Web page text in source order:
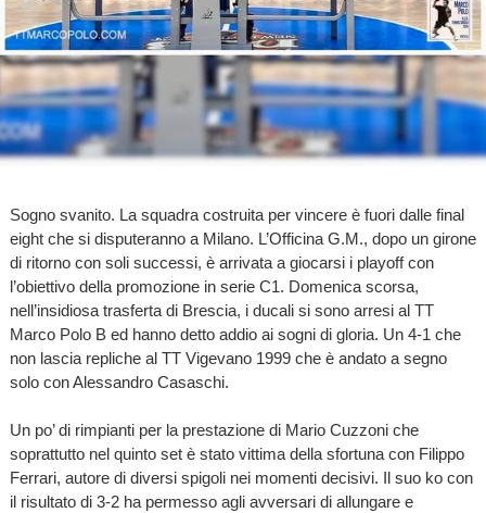
Sogno svanito. La squadra costruita per vincere è fuori dalle final
eight che si disputeranno a Milano. L’Officina G.M., dopo un girone
di ritorno con soli successi, è arrivata a giocarsi i playoff con
l’obiettivo della promozione in serie C1. Domenica scorsa,
nell’insidiosa trasferta di Brescia, i ducali si sono arresi al TT
Marco Polo B ed hanno detto addio ai sogni di gloria. Un 4-1 che
non lascia repliche al TT Vigevano 1999 che è andato a segno
solo con Alessandro Casaschi.
Un po’ di rimpianti per la prestazione di Mario Cuzzoni che
soprattutto nel quinto set è stato vittima della sfortuna con Filippo
Ferrari, autore di diversi spigoli nei momenti decisivi. Il suo ko con
il risultato di 3-2 ha permesso agli avversari di allungare e